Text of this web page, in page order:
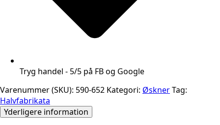
Tryg handel - 5/5 på FB og Google
Varenummer (SKU): 590-652 Kategori: ØsknerTag:
Halvfabrikata
Yderligere information